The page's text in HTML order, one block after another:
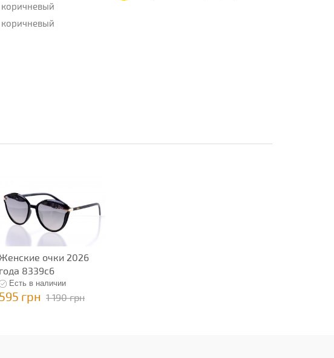
коричневый
коричневый
Женские очки 2026
года 8339c6
Есть в наличии
595 грн 1 190 грн